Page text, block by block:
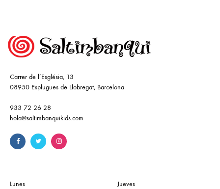
Carrer de l’Església, 13
08950 Esplugues de Llobregat, Barcelona
933 72 26 28
hola@saltimbanquikids.com
Lunes
Jueves